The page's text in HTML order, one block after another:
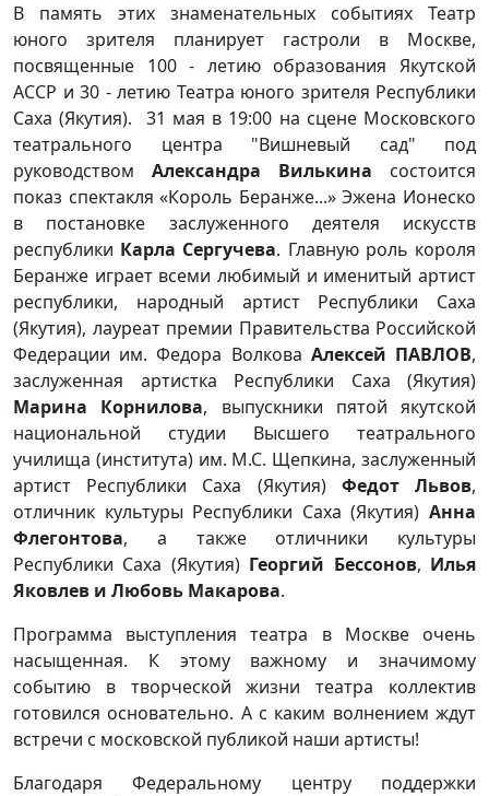
В память этих знаменательных событиях Театр
юного зрителя планирует гастроли в Москве,
посвященные 100 - летию образования Якутской
АССР и 30 - летию Театра юного зрителя Республики
Саха (Якутия). 31 мая в 19:00 на сцене Московского
театрального центра "Вишневый сад" под
руководством Александра Вилькина состоится
показ спектакля «Король Беранже...» Эжена Ионеско
в постановке заслуженного деятеля искусств
республики Карла Сергучева. Главную роль короля
Беранже играет всеми любимый и именитый артист
республики, народный артист Республики Саха
(Якутия), лауреат премии Правительства Российской
Федерации им. Федора Волкова Алексей ПАВЛОВ,
заслуженная артистка Республики Саха (Якутия)
Марина Корнилова, выпускники пятой якутской
национальной студии Высшего театрального
училища (института) им. М.С. Щепкина, заслуженный
артист Республики Саха (Якутия) Федот Львов,
отличник культуры Республики Саха (Якутия) Анна
Флегонтова, а также отличники культуры
Республики Саха (Якутия)Георгий Бессонов, Илья
Яковлев и Любовь Макарова.
Программа выступления театра в Москве очень
насыщенная. К этому важному и значимому
событию в творческой жизни театра коллектив
готовился основательно. А с каким волнением ждут
встречи с московской публикой наши артисты!
Благодаря Федеральному центру поддержки